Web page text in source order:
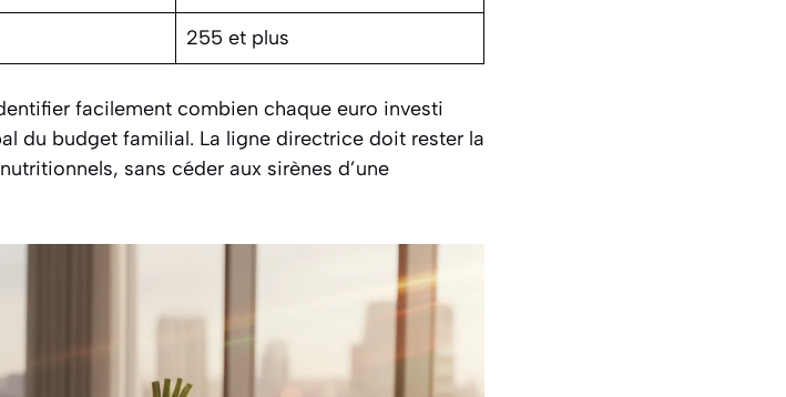
255 et plus
facilement combien chaque euro investi
du budget familial. La ligne directrice doit rester la
sans céder aux sirènes d’une